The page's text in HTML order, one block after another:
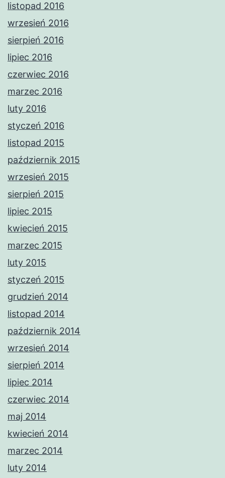
listopad 2016
wrzesień 2016
sierpień 2016
lipiec 2016
czerwiec 2016
marzec 2016
luty 2016
styczeń 2016
listopad 2015
październik 2015
wrzesień 2015
sierpień 2015
lipiec 2015
kwiecień 2015
marzec 2015
luty 2015
styczeń 2015
grudzień 2014
listopad 2014
październik 2014
wrzesień 2014
sierpień 2014
lipiec 2014
czerwiec 2014
maj 2014
kwiecień 2014
marzec 2014
luty 2014